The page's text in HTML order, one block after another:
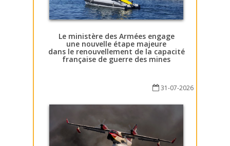
Le ministère des Armées engage
une nouvelle étape majeure
dans le renouvellement de la capacité
française de guerre des mines
31-07-2026